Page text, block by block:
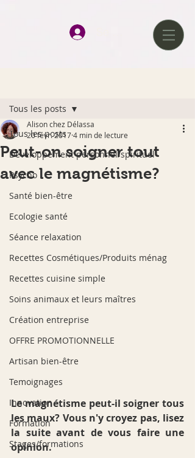
Se connecter
Tous les posts
Développement personnel/spirituel
Psycho
Santé bien-être
Ecologie santé
Séance relaxation
Recettes Cosmétiques/Produits ménag
Recettes cuisine simple
Soins animaux et leurs maîtres
Création entreprise
OFFRE PROMOTIONNELLE
Artisan bien-être
Temoignages
Innovation
Formation
Stages/formations
Tous les posts
Peut-on soigner tout
avec le magnétisme?
Alison chez Délassa
20 févr. 20174 min de lecture
Le magnétisme peut-il soigner tous
les maux? Vous n'y croyez pas, lisez
la suite avant de vous faire une
opinion.